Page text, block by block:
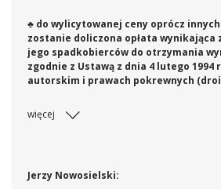
♣ do wylicytowanej ceny oprócz
zostanie doliczona opłata wynikająca
jego spadkobierców do otrzymania
zgodnie z Ustawą z dnia 4 lutego 1994
autorskim i prawach pokrewnych
więcej
Jerzy Nowosielski: